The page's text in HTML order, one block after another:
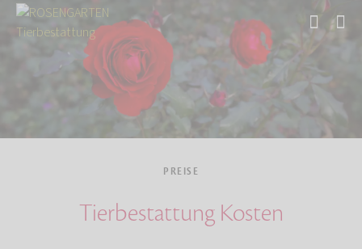
PREISE
Tierbestattung Kosten